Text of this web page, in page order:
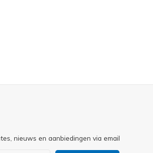
nieuws en aanbiedingen via email